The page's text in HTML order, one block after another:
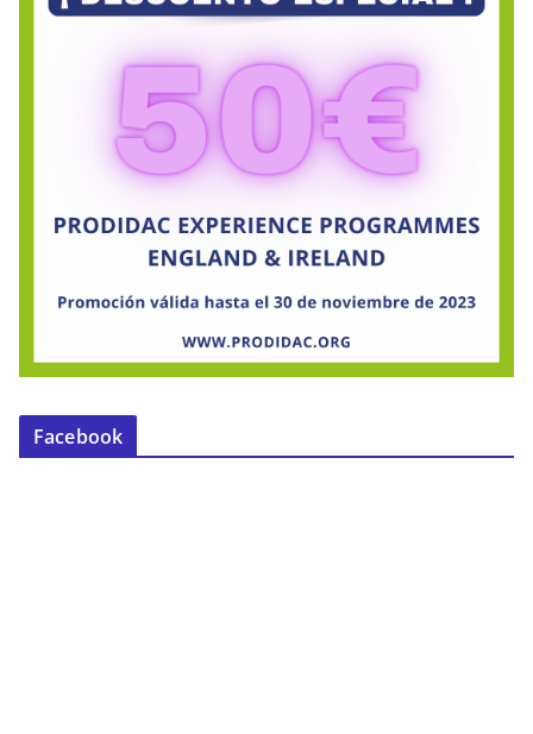
Facebook